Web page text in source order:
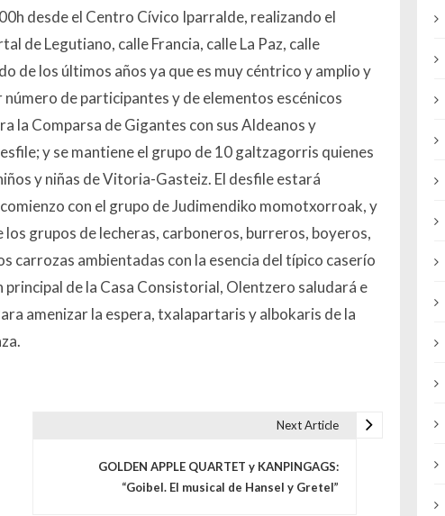
desde el Centro Cívico Iparralde, realizando el
de Legutiano, calle Francia, calle La Paz, calle
de los últimos años ya que es muy céntrico y amplio y
de participantes y de elementos escénicos
la Comparsa de Gigantes con sus Aldeanos y
y se mantiene el grupo de 10 galtzagorris quienes
y niñas de Vitoria-Gasteiz. El desfile estará
con el grupo de Judimendiko momotxorroak, y
grupos de lecheras, carboneros, burreros, boyeros,
ambientadas con la esencia del típico caserío
de la Casa Consistorial, Olentzero saludará e
amenizar la espera, txalapartaris y albokaris de la
Next Article
GOLDEN APPLE QUARTET y KANPINGAGS:
“Goibel. El musical de Hansel y Gretel”